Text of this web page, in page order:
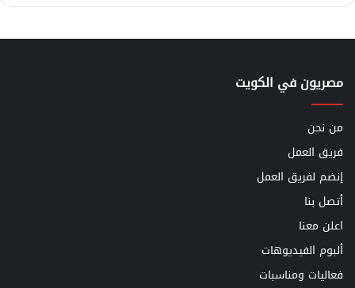
مصريون في الكويت
من نحن
فريق العمل
إنضم لفريق العمل
أتصل بنا
اعلن معنا
ألبوم الفيديوهات
فعاليات ومناسبات